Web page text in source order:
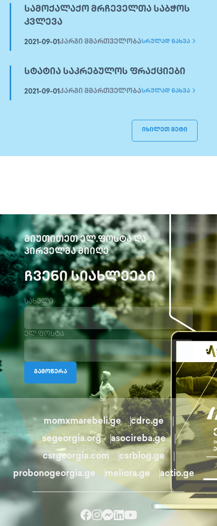
ᲡᲐᲛᲝᲥᲐᲚᲐᲥᲝ ᲛᲠᲩᲔᲕᲔᲚᲗᲐ ᲡᲐᲑᲭᲝᲡ
ᲙᲕᲚᲔᲕᲐ
2021-09-01ᲙᲐᲠᲒᲘ ᲛᲛᲐᲠᲗᲕᲔᲚᲝᲑᲐᲡᲠᲣᲚᲐᲓ ᲜᲐᲮᲕᲐ
ᲡᲢᲐᲢᲘᲐ ᲡᲐᲙᲠᲔᲑᲣᲚᲝᲡ ᲤᲠᲐᲥᲪᲘᲔᲑᲘ
2021-09-01ᲙᲐᲠᲒᲘ ᲛᲛᲐᲠᲗᲕᲔᲚᲝᲑᲐᲡᲠᲣᲚᲐᲓ ᲜᲐᲮᲕᲐ
იხილეთ მეტი
ᲛᲘᲣᲗᲘᲗᲔᲗ ᲔᲚ.ᲤᲝᲡᲢᲐ ᲓᲐ
ᲞᲘᲠᲕᲔᲚᲛᲐ ᲛᲘᲘᲦᲔ
ᲩᲕᲔᲜᲘ ᲡᲘᲐᲮᲚᲔᲔᲑᲘ
სახელი
ელ.ფოსტა
გამოწერა
momxmarebeli.ge
cdrc.ge
segeorgia.org
asocireba.ge
csrgeorgia.com
csrblog.ge
probonogeorgia.ge
meliora.ge actio.ge